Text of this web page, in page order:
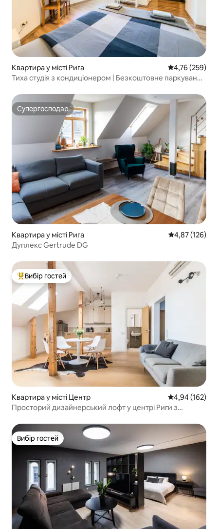
Квартира у місті Рига Середня
4,76 (259)
Тиха студія з кондиціонером | Безкоштовне паркування
Супергосподар
Супергосподар
Квартира у місті Рига Середня
4,87 (126)
Дуплекс Gertrude DG
Топ вибір гостей
Вибір гостей
Квартира у місті Центр Середня
4,94 (162)
Просторий дизайнерський лофт у центрі Риги з
Вибір гостей
Вибір гостей